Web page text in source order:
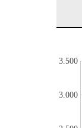
3.000
3.500